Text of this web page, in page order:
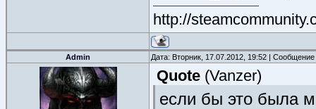
http://
Admin Дата: Вторник, 17.07.2012, 19:52 |
Quote (Vanzer)
если бы это была